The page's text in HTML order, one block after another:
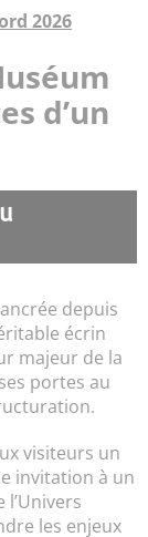
2026
d’un
depuis
écrin
majeur de la
portes au
visiteurs un
invitation à un
les enjeux